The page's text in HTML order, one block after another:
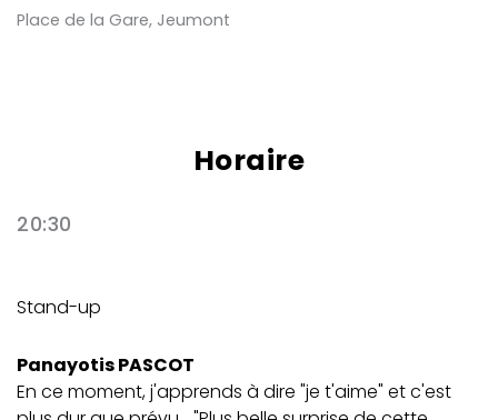
Place de la Gare, Jeumont
Horaire
20:30
Stand-up
Panayotis PASCOT
En ce moment, j'apprends à dire "je t'aime" et c'est